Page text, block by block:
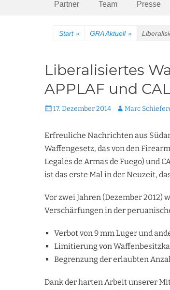
Partner Team Presse
Start » GRA Aktuell »
Liberalisiertes
APPLAF und
Veröffentlicht
17. Dezember 2014 Autor
Marc
Erfreuliche Nachrichten aus
Waffengesetz, das von den
Legales de Armas de Fuego) und
ist das erste Mal in der Neuzeit,
Vor zwei Jahren (Dezember
Verschärfungen in der
Verbot von 9 mm Luger und
Limitierung von
Begrenzung der erlaubten
Dank der harten Arbeit unserer